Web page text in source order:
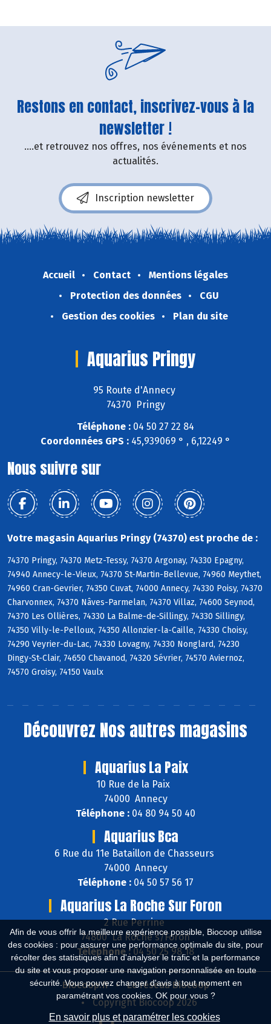
Afin de vous offrir la meilleure expérience possible, Biocoop utilise
des cookies : pour assurer une performance optimale du site, pour
récolter des statistiques afin d'analyser le trafic et la performance
du site et vous proposer une navigation personnalisée en toute
sécurité. Vous pouvez changer d'avis à tout moment en
paramétrant vos cookies. OK pour vous ?
En savoir plus et paramétrer les cookies
Restons en contact, inscrivez-vous à la
newsletter !
....et retrouvez nos offres, nos événements et nos
actualités.
Inscription newsletter
Accueil Contact
Mentions légales
Protection des données
CGU
Gestion des cookies
Plan du site
Aquarius Pringy
95 Route d'Annecy
74370 Pringy
Téléphone : 04 50 27 22 84
Coordonnées GPS : 45,939069 ° , 6,12249 °
Nous suivre sur
Votre magasin Aquarius Pringy (74370) est proche de :
74370 Pringy, 74370 Metz-Tessy, 74370 Argonay, 74330 Epagny,
74940 Annecy-le-Vieux, 74370 St-Martin-Bellevue, 74960 Meythet,
74960 Cran-Gevrier, 74350 Cuvat, 74000 Annecy, 74330 Poisy, 74370
Charvonnex, 74370 Nâves-Parmelan, 74370 Villaz, 74600 Seynod,
74370 Les Ollières, 74330 La Balme-de-Sillingy, 74330 Sillingy,
74350 Villy-le-Pelloux, 74350 Allonzier-la-Caille, 74330 Choisy,
74290 Veyrier-du-Lac, 74330 Lovagny, 74330 Nonglard, 74230
Dingy-St-Clair, 74650 Chavanod, 74320 Sévrier, 74570 Aviernoz,
74570 Groisy, 74150 Vaulx
Découvrez Nos autres magasins
Aquarius La Paix
10 Rue de la Paix
74000 Annecy
Téléphone : 04 80 94 50 40
Aquarius Bca
6 Rue du 11e Bataillon de Chasseurs
74000 Annecy
Téléphone : 04 50 57 56 17
Aquarius La Roche Sur Foron
2 Rue Perrine
74800 La Roche s/Foron
Téléphone :04 50 25 98 18
Biocoop.fr
Le réseau Biocoop
Copyright Biocoop 2026